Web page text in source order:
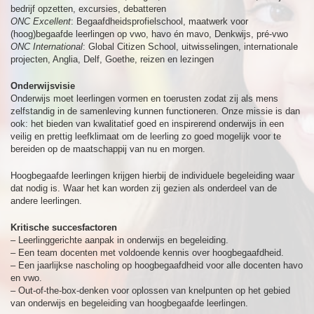
bedrijf opzetten, excursies, debatteren
ONC Excellent: Begaafdheidsprofielschool, maatwerk voor
(hoog)begaafde leerlingen op vwo, havo én mavo, Denkwijs, pré-vwo
ONC International: Global Citizen School, uitwisselingen, internationale
projecten, Anglia, Delf, Goethe, reizen en lezingen
Onderwijsvisie
Onderwijs moet leerlingen vormen en toerusten zodat zij als mens
zelfstandig in de samenleving kunnen functioneren. Onze missie is dan
ook: het bieden van kwalitatief goed en inspirerend onderwijs in een
veilig en prettig leefklimaat om de leerling zo goed mogelijk voor te
bereiden op de maatschappij van nu en morgen.
Hoogbegaafde leerlingen krijgen hierbij de individuele begeleiding waar
dat nodig is. Waar het kan worden zij gezien als onderdeel van de
andere leerlingen.
Kritische succesfactoren
– Leerlinggerichte aanpak in onderwijs en begeleiding.
– Een team docenten met voldoende kennis over hoogbegaafdheid.
– Een jaarlijkse nascholing op hoogbegaafdheid voor alle docenten havo
en vwo.
– Out-of-the-box-denken voor oplossen van knelpunten op het gebied
van onderwijs en begeleiding van hoogbegaafde leerlingen.